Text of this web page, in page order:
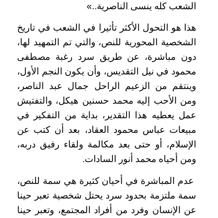
الشعب كله ينسى الناصرية..»
هذا هو التحول الأكثر تأثيرا في الشعب في تاريخ
الشخصية المحورية للنص، والتي تم التمهيد لها،
دون مباشرة، عن طريق سرد رغبة مصطفى
محمود في نيل التقديس، وأن يكون النجم الأول،
وينتقم من الزعيم الراحل جمال عبد الناصر،
ومن الأحب إليه محمد حسنين هيكل، والتفتيش
عمل يعطيه هذا التقدير، بداية من التفكير في
مبيعات عباس محمود العقاد، بعد أن كتب عن
الإسلام، أو حتى بعد مكالمة ولقاء رفيق دربه،
ومن أحياه محمد أنور السادات.
عدم المباشرة في أحيان كثيرة هي سمة للنص،
سمة ملتزمة بحدود سرد يحتل شخصية تعبر حينا
عن الإنسان وفرد من أفراد المجتمع، وتعبر حينا